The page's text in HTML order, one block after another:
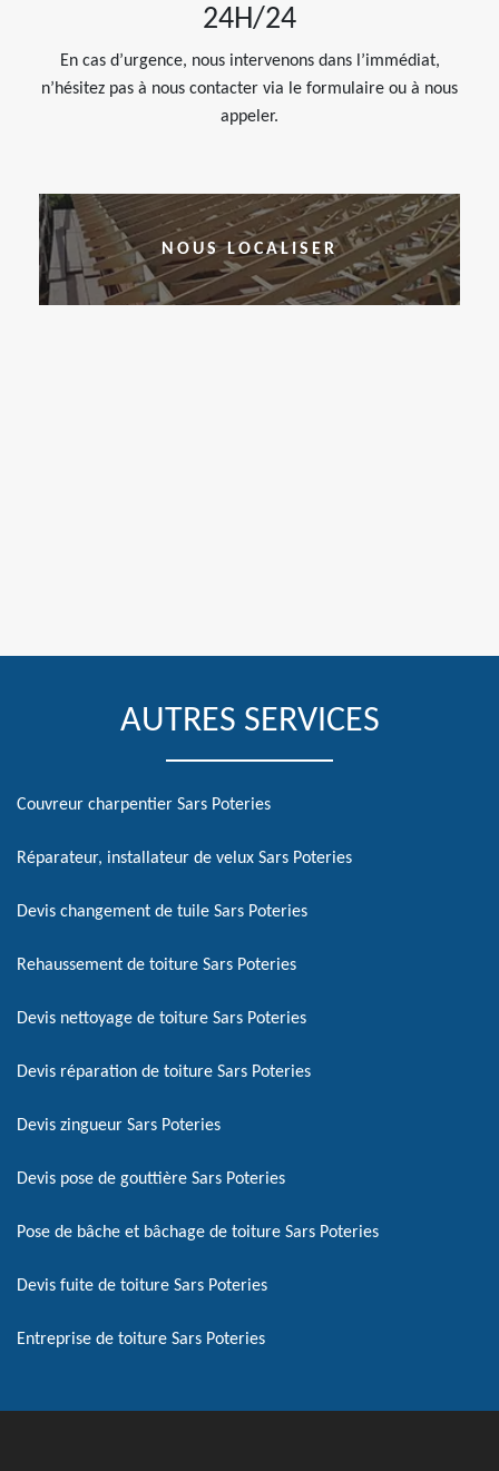
24H/24
En cas d’urgence, nous intervenons dans l’immédiat,
n’hésitez pas à nous contacter via le formulaire ou à nous
appeler.
NOUS LOCALISER
AUTRES SERVICES
Couvreur charpentier Sars Poteries
Réparateur, installateur de velux Sars Poteries
Devis changement de tuile Sars Poteries
Rehaussement de toiture Sars Poteries
Devis nettoyage de toiture Sars Poteries
Devis réparation de toiture Sars Poteries
Devis zingueur Sars Poteries
Devis pose de gouttière Sars Poteries
Pose de bâche et bâchage de toiture Sars Poteries
Devis fuite de toiture Sars Poteries
Entreprise de toiture Sars Poteries